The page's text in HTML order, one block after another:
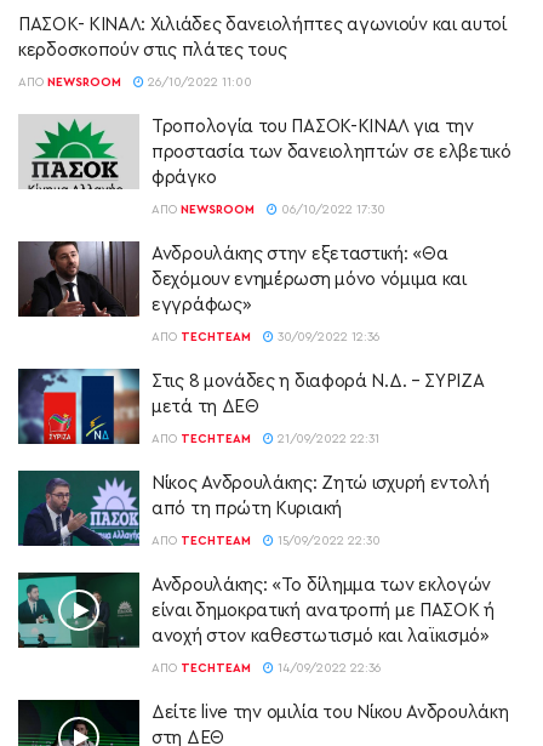
ΠΑΣΟΚ- ΚΙΝΑΛ: Χιλιάδες δανειολήπτες αγωνιούν και αυτοί
κερδοσκοπούν στις πλάτες τους
ΑΠΌ NEWSROOM 26/10/2022 11:00
Τροπολογία του ΠΑΣΟΚ-ΚΙΝΑΛ για την
προστασία των δανειοληπτών σε ελβετικό
φράγκο
ΑΠΌ NEWSROOM 06/10/2022 17:30
Ανδρουλάκης στην εξεταστική: «Θα
δεχόμουν ενημέρωση μόνο νόμιμα και
εγγράφως»
ΑΠΌ TECHTEAM 30/09/2022 12:36
Στις 8 μονάδες η διαφορά Ν.Δ. – ΣΥΡΙΖΑ
μετά τη ΔΕΘ
ΑΠΌ TECHTEAM 21/09/2022 22:31
Νίκος Ανδρουλάκης: Ζητώ ισχυρή εντολή
από τη πρώτη Κυριακή
ΑΠΌ TECHTEAM 15/09/2022 22:30
Ανδρουλάκης: «Το δίλημμα των εκλογών
είναι δημοκρατική ανατροπή με ΠΑΣΟΚ ή
ανοχή στον καθεστωτισμό και λαϊκισμό»
ΑΠΌ TECHTEAM 14/09/2022 22:36
Δείτε live την ομιλία του Νίκου Ανδρουλάκη
στη ΔΕΘ